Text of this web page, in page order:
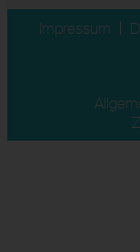
Impressum